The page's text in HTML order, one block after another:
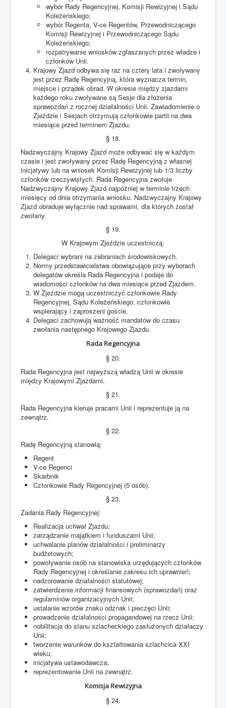
wybór Rady Regencyjnej, Komisji Rewizyjnej i Sądu
Koleżeńskiego;
wybór Regenta, V-ce Regentów, Przewodniczącego
Komisji Rewizyjnej i Przewodniczącego Sądu
Koleżeńskiego;
rozpatrywanie wniosków zgłaszanych przez władze i
członków Unii.
Krajowy Zjazd odbywa się raz na cztery lata i zwoływany
jest przez Radę Regencyjną, która wyznacza termin,
miejsce i prządek obrad. W okresie między zjazdami
każdego roku zwoływane są Sesje dla złożenia
sprawozdań z rocznej działalności Unii. Zawiadomienie o
Zjeździe i Sesjach otrzymują członkowie partii na dwa
miesiące przed terminem Zjazdu.
§ 18.
Nadzwyczajny Krajowy Zjazd może odbywać się w każdym
czasie i jest zwoływany przez Radę Regencyjną z własnej
inicjatywy lub na wniosek Komisji Rewizyjnej lub 1/3 liczby
członków rzeczywistych. Rada Regencyjna zwołuje
Nadzwyczajny Krajowy Zjazd najpóźniej w terminie trzech
miesięcy od dnia otrzymania wniosku. Nadzwyczajny Krajowy
Zjazd obraduje wyłącznie nad sprawami, dla których został
zwołany.
§ 19.
W Krajowym Zjeździe uczestniczą:
Delegaci wybrani na zebraniach środowiskowych.
Normy przedstawicielstwa obowiązujące przy wyborach
delegatów określa Rada Regencyjna i podaje do
wiadomości członków na dwa miesiące przed Zjazdem.
W Zjeździe mogą uczestniczyć członkowie Rady
Regencyjnej, Sądu Koleżeńskiego, członkowie
wspierający i zaproszeni goście.
Delegaci zachowują ważność mandatów do czasu
zwołania następnego Krajowego Zjazdu.
Rada Regencyjna
§ 20.
Rada Regencyjna jest najwyższą władzą Unii w okresie
między Krajowymi Zjazdami.
§ 21.
Rada Regencyjna kieruje pracami Unii i reprezentuje ją na
zewnątrz.
§ 22.
Radę Regencyjną stanowią:
Regent
V-ce Regenci
Skarbnik
Członkowie Rady Regencyjnej (5 osób).
§ 23.
Zadania Rady Regencyjnej:
Realizacja uchwał Zjazdu;
zarządzanie majątkiem i funduszami Unii;
uchwalanie planów działalności i preliminarzy
budżetowych;
powoływanie osób na stanowiska urzędujących członków
Rady Regencyjnej i określanie zakresu ich uprawnień;
nadzorowanie działalności statutowej;
zatwierdzenie informacji finansowych (sprawozdań) oraz
regulaminów organizacyjnych Unii;
ustalanie wzorów znaku odznak i pieczęci Unii;
prowadzenie działalności propagandowej na rzecz Unii;
nobilitacja do stanu szlacheckiego zasłużonych działaczy
Unii;
tworzenie warunków do kształtowania szlachcica XXI
wieku;
inicjatywa ustawodawcza;
reprezentowanie Unii na zewnątrz.
Komisja Rewizyjna
§ 24.